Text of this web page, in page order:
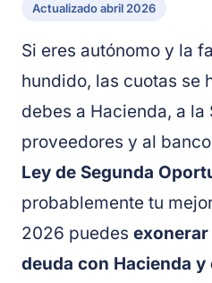
Actualizado abril 2026
Si eres autónomo y la
hundido, las cuotas se
debes a Hacienda, a la
proveedores y al
Ley de Segunda
probablemente tu
2026 puedes
deuda con Hacienda